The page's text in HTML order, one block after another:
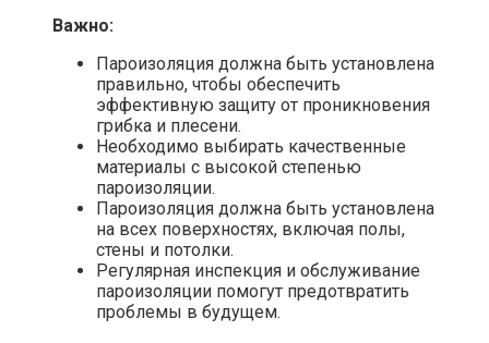
Важно:
Пароизоляция должна быть установлена
правильно, чтобы обеспечить
эффективную защиту от проникновения
грибка и плесени.
Необходимо выбирать качественные
материалы с высокой степенью
пароизоляции.
Пароизоляция должна быть установлена
на всех поверхностях, включая полы,
стены и потолки.
Регулярная инспекция и обслуживание
пароизоляции помогут предотвратить
проблемы в будущем.